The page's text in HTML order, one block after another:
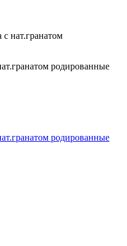
с нат.гранатом